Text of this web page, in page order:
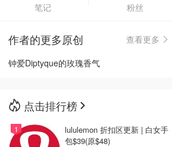
🇦🇺
🇳🇿新西兰
笔记 粉丝
作者的更多原创
查看更多
钟爱Diptyque的玫瑰香气
点击排行榜
lululemon 折扣区更新 | 白女手
包$39(原$48)